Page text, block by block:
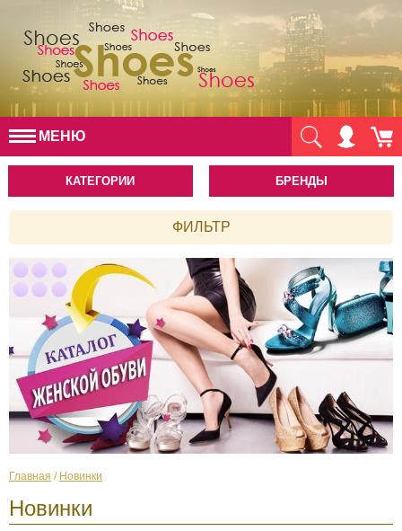
МЕНЮ
КАТЕГОРИИ БРЕНДЫ
ФИЛЬТР
Главная / Новинки
Новинки